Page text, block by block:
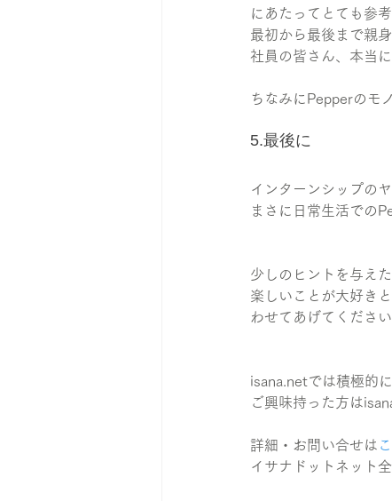
にあたってとても参
最初から最後まで親
社員の皆さん、本当
ちなみにPepperのモ
5.最後に
インターンシップの
まさに日常生活での
少しのヒントを与え
楽しいことが大好き
わせてあげてください
isana.netでは積極的
ご興味持った方は
詳細・お問い合せは
イサナドットネット